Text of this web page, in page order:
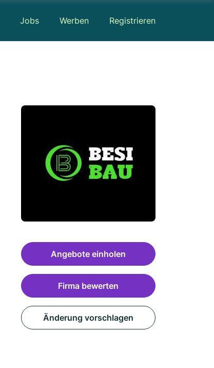
Jobs Werben Registrieren
Angebote einholen
Firma bewerten
Änderung vorschlagen